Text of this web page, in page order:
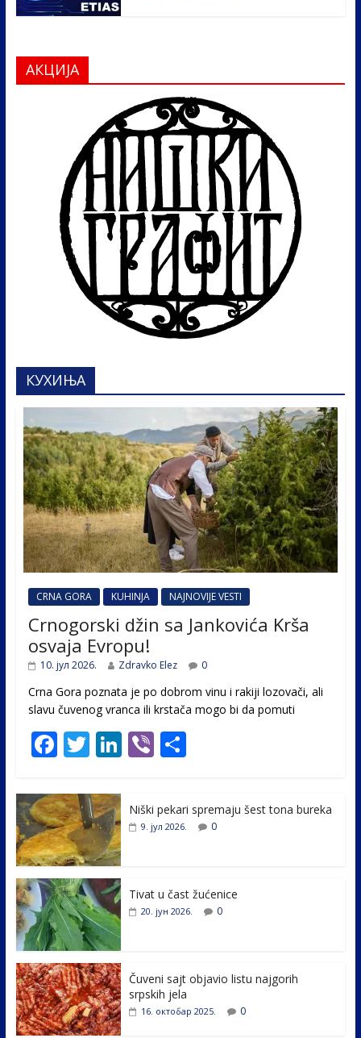
АКЦИЈА
КУХИЊА
CRNA GORA KUHINJA NAJNOVIJE VESTI
Crnogorski džin sa Jankovića Krša
osvaja Evropu!
10. јул 2026. Zdravko Elez 0
Crna Gora poznata je po dobrom vinu i rakiji lozovači, ali
slavu čuvenog vranca ili krstača mogo bi da pomuti
F
e
b
o
o
k
T
itt
er
Li
e
Vi S
e
Niški pekari spremaju šest tona bureka
9. јул 2026. 0
Tivat u čast žućenice
20. јун 2026. 0
Čuveni sajt objavio listu najgorih
srpskih jela
16. октобар 2025. 0